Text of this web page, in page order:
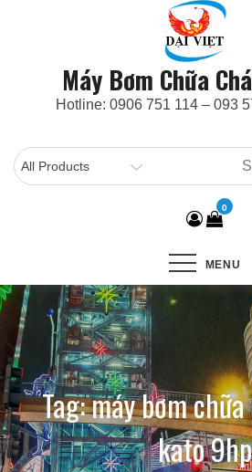
Máy Bơm Chữa
Hotline: 0906 751 114 – 093
0
MENU
Tag:máy bơm
kato 9hp